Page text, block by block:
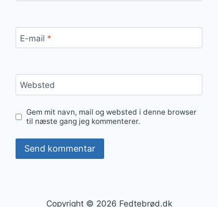
E-mail *
Websted
Gem mit navn, mail og websted i denne browser
til næste gang jeg kommenterer.
Copyright © 2026 Fedtebrød.dk